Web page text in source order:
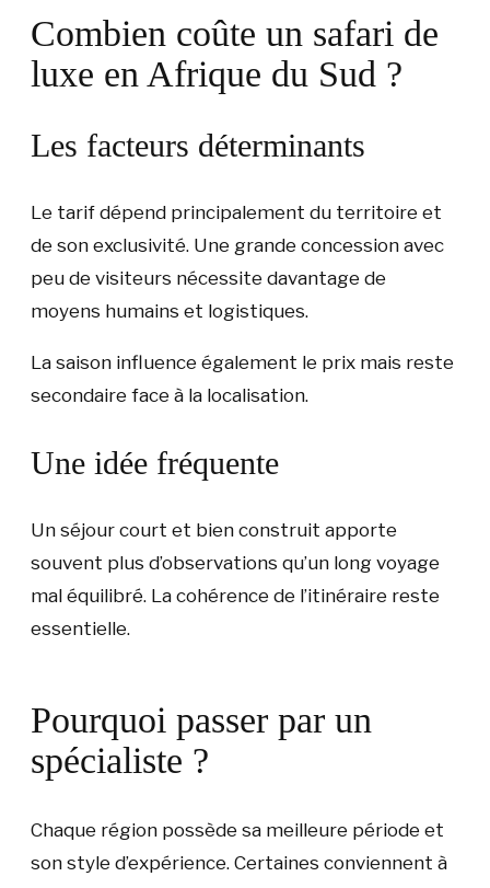
Combien coûte un safari de
luxe en Afrique du Sud ?
Les facteurs déterminants
Le tarif dépend principalement du territoire et
de son exclusivité. Une grande concession avec
peu de visiteurs nécessite davantage de
moyens humains et logistiques.
La saison influence également le prix mais reste
secondaire face à la localisation.
Une idée fréquente
Un séjour court et bien construit apporte
souvent plus d’observations qu’un long voyage
mal équilibré. La cohérence de l’itinéraire reste
essentielle.
Pourquoi passer par un
spécialiste ?
Chaque région possède sa meilleure période et
son style d’expérience. Certaines conviennent à